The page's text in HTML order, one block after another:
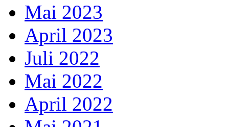
Mai 2023
April 2023
Juli 2022
Mai 2022
April 2022